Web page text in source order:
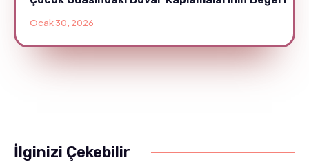
Ocak 30, 2026
İlginizi Çekebilir